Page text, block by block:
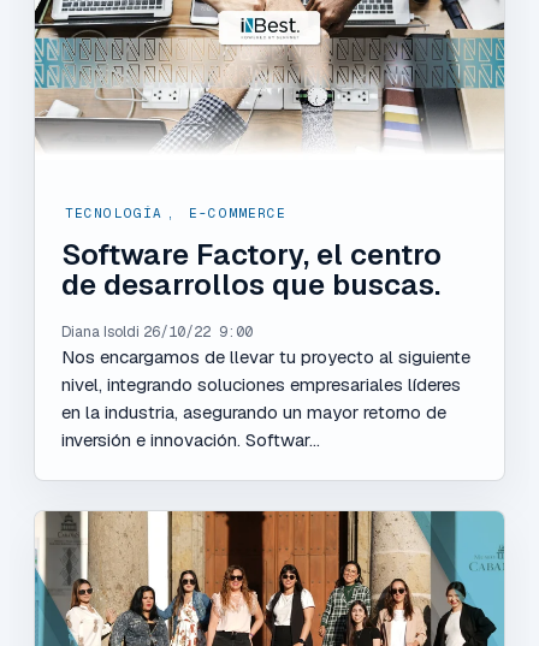
TECNOLOGÍA , E-COMMERCE
Software Factory, el centro
de desarrollos que buscas.
Diana Isoldi 26/10/22 9:00
Nos encargamos de llevar tu proyecto al siguiente
nivel, integrando soluciones empresariales líderes
en la industria, asegurando un mayor retorno de
inversión e innovación. Softwar...